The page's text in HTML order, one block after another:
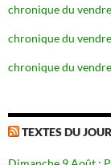
chronique du
chronique du
chronique du
TEXTES DU JOUR